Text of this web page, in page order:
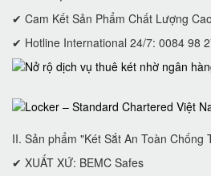
✔ Cam Kết Sản Phẩm Chất Lượng
✔ Hotline International 24/7: 0084 98
II. Sản phẩm "Két Sắt An Toàn Chống
✔ XUẤT XỨ: BEMC Safes